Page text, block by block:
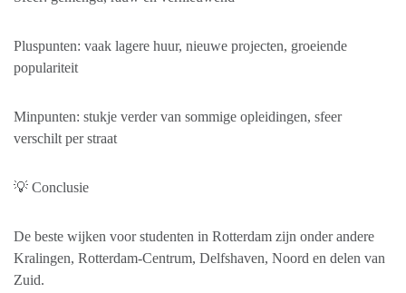
Pluspunten: vaak lagere huur, nieuwe projecten, groeiende
populariteit
Minpunten: stukje verder van sommige opleidingen, sfeer
verschilt per straat
💡 Conclusie
De beste wijken voor studenten in Rotterdam zijn onder andere
Kralingen, Rotterdam-Centrum, Delfshaven, Noord en delen van
Zuid.